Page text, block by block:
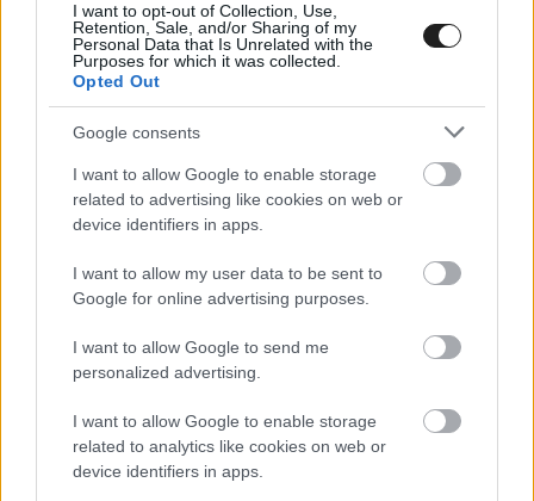
I want to opt-out of Collection, Use,
Retention, Sale, and/or Sharing of my
Personal Data that Is Unrelated with the
Purposes for which it was collected.
Opted Out
Google consents
I want to allow Google to enable storage
related to advertising like cookies on web or
device identifiers in apps.
I want to allow my user data to be sent to
Google for online advertising purposes.
I want to allow Google to send me
personalized advertising.
I want to allow Google to enable storage
related to analytics like cookies on web or
device identifiers in apps.
ÚT AZ F1-BE / 2023. FEBR. 13.
lépett a bajnoki címével
Charlie Wurz lett a 2023-as Castrol Toyota Formula Regional
Oceania Championship bajnoka. Az osztrák fiatal a Bruce
McLaren Motorsport Parkban elért győzelmével biztosította
be az összetettben való első helyét. Wurz az első osztrák
származású versenyző, aki képes volt megnyerni a patinás új-
zélandi bajnokságot. Ezzel a sikerével pedig Lando Norris és